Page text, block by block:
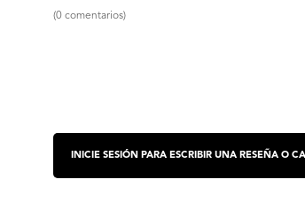
(0 comentarios)